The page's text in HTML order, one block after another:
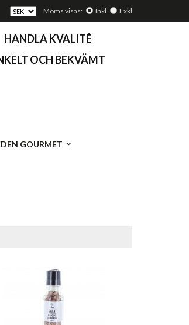
Moms visas: Inkl Exkl
HANDLA KVALITÉ
OCH BEKVÄMT
GOURMET